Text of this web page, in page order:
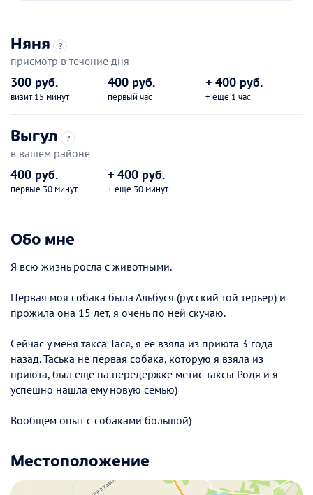
Няня ?
присмотр в течение дня
300 руб.
визит 15 минут
400 руб.
первый час
+ 400 руб.
+ еще 1 час
Выгул ?
в вашем районе
400 руб.
первые 30 минут
+ 400 руб.
+ еще 30 минут
Обо мне
Я всю жизнь росла с животными.
Первая моя собака была Альбуся (русский той терьер) и
прожила она 15 лет, я очень по ней скучаю.
Сейчас у меня такса Тася, я её взяла из приюта 3 года
назад. Таська не первая собака, которую я взяла из
приюта, был ещё на передержке метис таксы Родя и я
успешно нашла ему новую семью)
Вообщем опыт с собаками большой)
Местоположение